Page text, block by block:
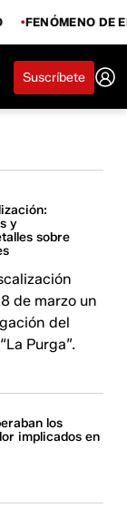
FENÓMENO DE
Suscríbete
y
sobre
de marzo un
del
Purga”.
los
implicados en